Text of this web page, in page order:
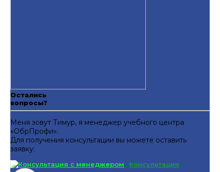
Остались
вопросы?
Меня зовут Тимур, я менеджер учебного центра
«ОбрПрофи».
Для получения консультации вы можете оставить
заявку:
Консультация